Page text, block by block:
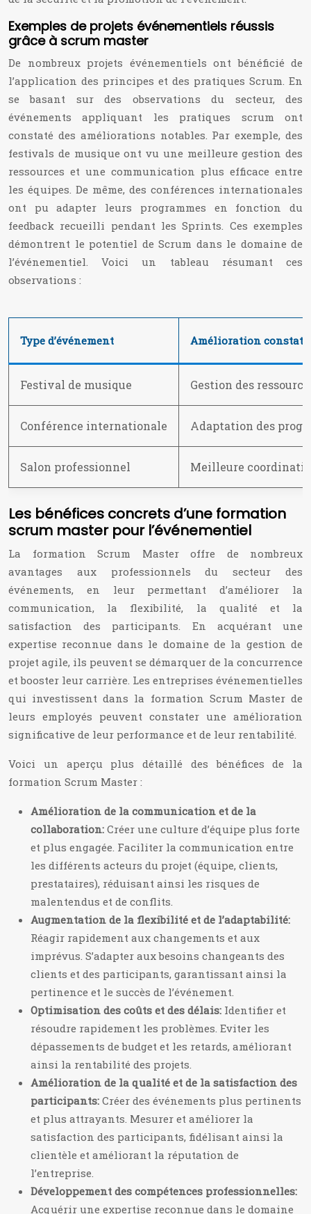
Exemples de projets événementiels réussis
grâce à scrum master
De nombreux projets événementiels ont bénéficié de
l’application des principes et des pratiques Scrum. En
se basant sur des observations du secteur, des
événements appliquant les pratiques scrum ont
constaté des améliorations notables. Par exemple, des
festivals de musique ont vu une meilleure gestion des
ressources et une communication plus efficace entre
les équipes. De même, des conférences internationales
ont pu adapter leurs programmes en fonction du
feedback recueilli pendant les Sprints. Ces exemples
démontrent le potentiel de Scrum dans le domaine de
l’événementiel. Voici un tableau résumant ces
observations :
Type d’événement Amélioration
Festival de musique Gestion des
Conférence internationale Adaptation des
Salon professionnel Meilleure
Les bénéfices concrets d’une formation
scrum master pour l’événementiel
La formation Scrum Master offre de nombreux
avantages aux professionnels du secteur des
événements, en leur permettant d’améliorer la
communication, la flexibilité, la qualité et la
satisfaction des participants. En acquérant une
expertise reconnue dans le domaine de la gestion de
projet agile, ils peuvent se démarquer de la concurrence
et booster leur carrière. Les entreprises événementielles
qui investissent dans la formation Scrum Master de
leurs employés peuvent constater une amélioration
significative de leur performance et de leur rentabilité.
Voici un aperçu plus détaillé des bénéfices de la
formation Scrum Master :
Amélioration de la communication et de la
collaboration: Créer une culture d’équipe plus forte
et plus engagée. Faciliter la communication entre
les différents acteurs du projet (équipe, clients,
prestataires), réduisant ainsi les risques de
malentendus et de conflits.
Augmentation de la flexibilité et de l’adaptabilité:
Réagir rapidement aux changements et aux
imprévus. S’adapter aux besoins changeants des
clients et des participants, garantissant ainsi la
pertinence et le succès de l’événement.
Optimisation des coûts et des délais: Identifier et
résoudre rapidement les problèmes. Eviter les
dépassements de budget et les retards, améliorant
ainsi la rentabilité des projets.
Amélioration de la qualité et de la satisfaction des
participants: Créer des événements plus pertinents
et plus attrayants. Mesurer et améliorer la
satisfaction des participants, fidélisant ainsi la
clientèle et améliorant la réputation de
l’entreprise.
Développement des compétences professionnelles:
Acquérir une expertise reconnue dans le domaine